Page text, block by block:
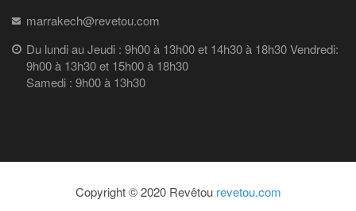
marrakech@revetou.com
Du lundi au Jeudi : 9h00 à 13h00 et 14h30 à 18h30 Vendredi:
9h00 à 13h30 et 15h00 à 18h30
Samedi : 9h00 à 13h30
Copyright © 2020 Revêtou revetou.com